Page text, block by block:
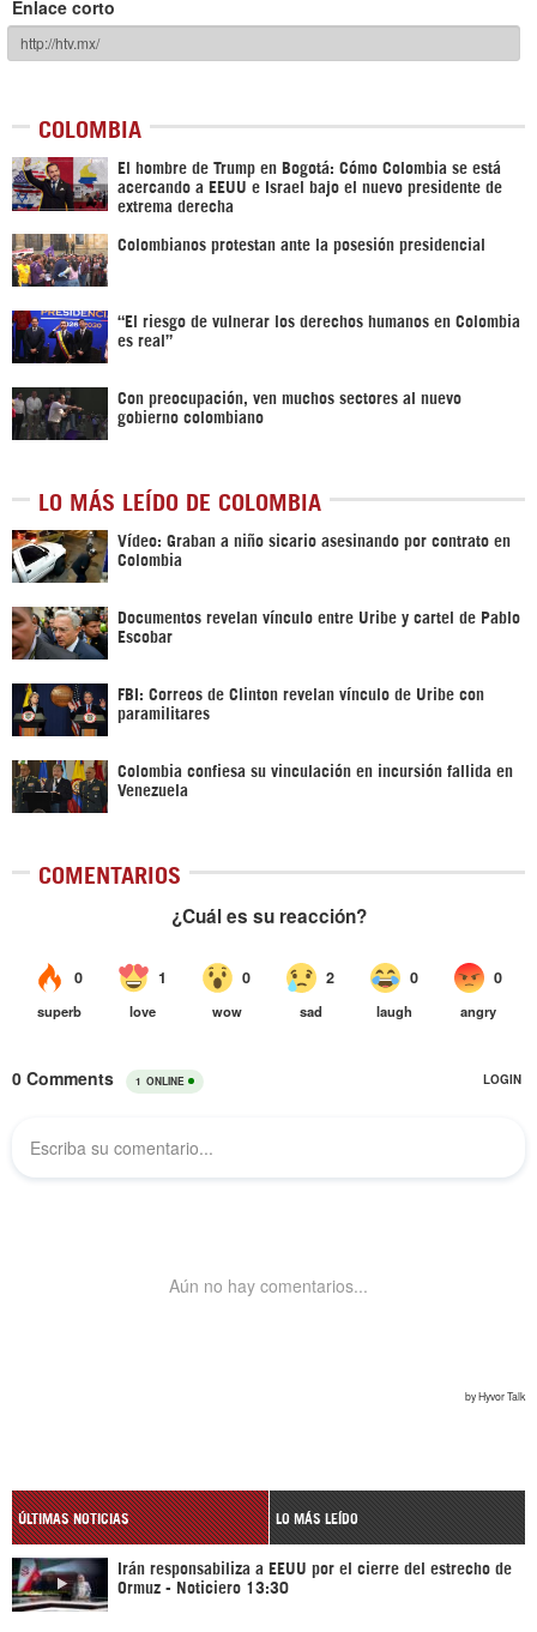
Enlace corto
COLOMBIA
El hombre de Trump en Bogotá: Cómo Colombia se está
acercando a EEUU e Israel bajo el nuevo presidente de
extrema derecha
Colombianos protestan ante la posesión presidencial
“El riesgo de vulnerar los derechos humanos en Colombia
es real”
Con preocupación, ven muchos sectores al nuevo
gobierno colombiano
LO MÁS LEÍDO DE COLOMBIA
Vídeo: Graban a niño sicario asesinando por contrato en
Colombia
Documentos revelan vínculo entre Uribe y cartel de Pablo
Escobar
FBI: Correos de Clinton revelan vínculo de Uribe con
paramilitares
Colombia confiesa su vinculación en incursión fallida en
Venezuela
COMENTARIOS
ÚLTIMAS NOTICIAS LO MÁS LEÍDO
Irán responsabiliza a EEUU por el cierre del estrecho de
Ormuz - Noticiero 13:30